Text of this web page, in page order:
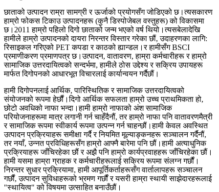
छाताको उत्पादन राम्रा सामग्री र ऊर्जाको प्रयोगसँग जोडिएको छ।त्यसकारण
हाम्रो फोकस टिकाउ उत्पादनहरू (कुनै डिस्पोजेबल वस्तुहरू) को विकासमा
छ।2011 हाम्रो पहिलो दिगो छाताको जन्म भएको वर्ष थियो।त्यसबेलादेखि
हामीले हाम्रो उत्पादनको दायरा निरन्तर विस्तार गरेका छौं, उदाहरणका लागि:
रिसाइकल गरिएको PET कपडा र काठको ह्यान्डल।र हामीसँग BSCI
प्रमाणीकरण प्रमाणपत्र छ।उत्पादन, वातावरण, हाम्रा कर्मचारीहरू र हाम्रो
सामाजिक उत्तरदायित्वको सन्दर्भमा, हामीले ठोस उद्देश्य र सक्रिय उपायहरू
मार्फत दिगोपनको आधारभूत विचारलाई कार्यान्वयन गर्दैछौं।
हामी दिगोपनलाई आर्थिक, पारिस्थितिक र सामाजिक उत्तरदायित्वको
संयोजनको रूपमा हेर्छौं।दिगो आर्थिक सफलता हाम्रो उच्च प्राथमिकता हो,
छोटो अवधिको नाफा भन्दा।हामी हाम्रो नाफाको अंश सामाजिक
परियोजनाहरूमा मात्र लगानी गर्न चाहँदैनौं, तर हाम्रो नाफा पनि वातावरणमैत्री
र सामाजिक रूपमा स्वीकार्य रूपमा उत्पन्न गर्न चाहन्छौं।हामी केवल अवस्थित
उत्पादन प्रक्रियाहरू समीक्षा गर्दै र नियमित मूल्याङ्कनहरू सञ्चालन गर्दैनौं,
तर नयाँ, उन्नत प्रविधिहरूसँग हाम्रो आफ्नै बारेमा पनि छौं।हामी अत्याधुनिक
प्रक्रियाहरू जाँचिरहेका छौं र अझै पनि हाम्रो कार्यप्रवाहहरू जाँचिरहेका छौं।
हामी यसमा हाम्रा ग्राहक र कर्मचारीहरूलाई सक्रिय रूपमा संलग्न गर्छौं।
निरन्तर सुधार प्रक्रियामा, हामी आपूर्तिकर्ताहरूसँग वार्तालापहरू सञ्चालन
गर्छौं, उत्पादन सुविधाहरूको भ्रमण गर्छौं र यसरी हाम्रा स्थायी साझेदारहरूलाई
"स्थायित्व" को विषयमा उत्साहित बनाउँछौं।